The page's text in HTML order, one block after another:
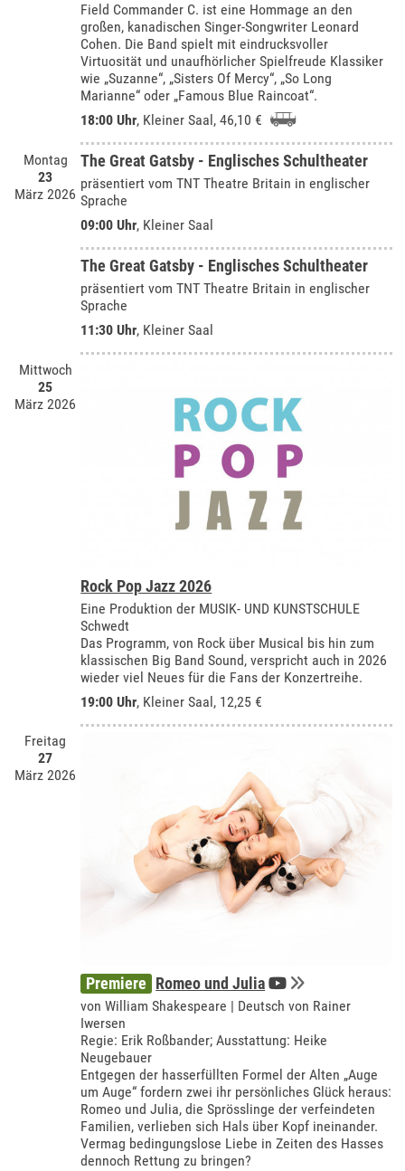
Field Commander C. ist eine Hommage an den
großen, kanadischen Singer-Songwriter Leonard
Cohen. Die Band spielt mit eindrucksvoller
Virtuosität und unaufhörlicher Spielfreude Klassiker
wie „Suzanne“, „Sisters Of Mercy“, „So Long
Marianne“ oder „Famous Blue Raincoat“.
18:00 Uhr, Kleiner Saal, 46,10 €
Montag
23
März 2026
The Great Gatsby - Englisches Schultheater
präsentiert vom TNT Theatre Britain in englischer
Sprache
09:00 Uhr, Kleiner Saal
The Great Gatsby - Englisches Schultheater
präsentiert vom TNT Theatre Britain in englischer
Sprache
11:30 Uhr, Kleiner Saal
Mittwoch
25
März 2026
Rock Pop Jazz 2026
Eine Produktion der MUSIK- UND KUNSTSCHULE
Schwedt
Das Programm, von Rock über Musical bis hin zum
klassischen Big Band Sound, verspricht auch in 2026
wieder viel Neues für die Fans der Konzertreihe.
19:00 Uhr, Kleiner Saal, 12,25 €
Freitag
27
März 2026
Premiere Romeo und Julia
von William Shakespeare | Deutsch von Rainer
Iwersen
Regie: Erik Roßbander; Ausstattung: Heike
Neugebauer
Entgegen der hasserfüllten Formel der Alten „Auge
um Auge“ fordern zwei ihr persönliches Glück heraus:
Romeo und Julia, die Sprösslinge der verfeindeten
Familien, verlieben sich Hals über Kopf ineinander.
Vermag bedingungslose Liebe in Zeiten des Hasses
dennoch Rettung zu bringen?